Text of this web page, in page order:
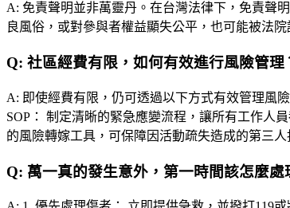
A: 免責聲明並非萬靈丹。在台灣法律下，免責聲
良風俗，或對參與者權益顯失公平，也可能被法
Q: 社區經費有限，如何有效進行風險管理
A: 即使經費有限，仍可透過以下方式有效管理風
SOP： 制定清晰的緊急應變流程，讓所有工作人
的風險轉嫁工具，可保障因活動疏失造成的第三人
Q: 萬一真的發生意外，第一時間該怎麼處